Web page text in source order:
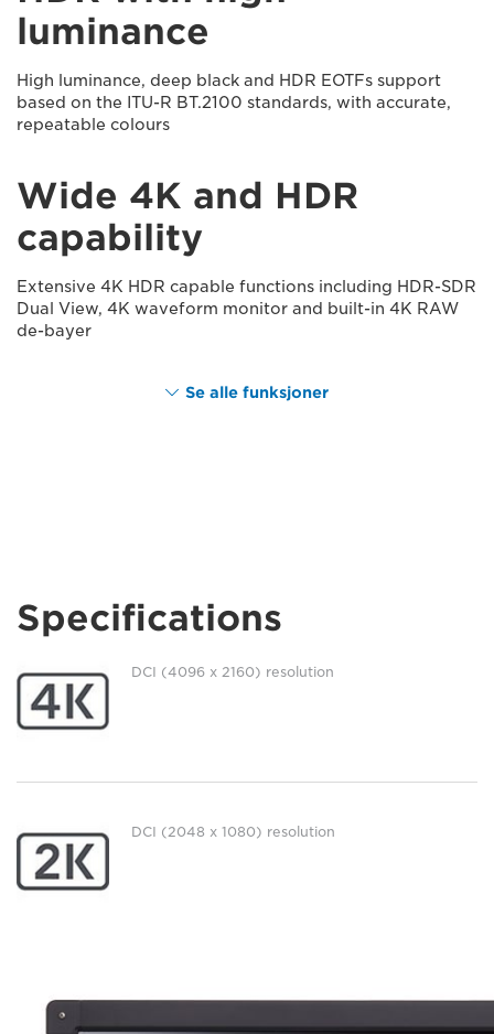
luminance
High luminance, deep black and HDR EOTFs support
based on the ITU-R BT.2100 standards, with accurate,
repeatable colours
Wide 4K and HDR
capability
Extensive 4K HDR capable functions including HDR-SDR
Dual View, 4K waveform monitor and built-in 4K RAW
de-bayer
Se alle funksjoner
Specifications
DCI (4096 x 2160) resolution
DCI (2048 x 1080) resolution